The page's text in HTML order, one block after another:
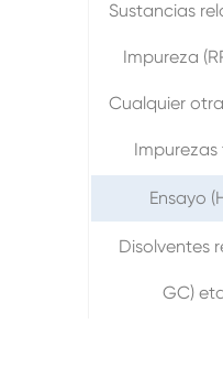
Sustancias
Impureza
Cualquier
Ensayo
Disolventes
GC)